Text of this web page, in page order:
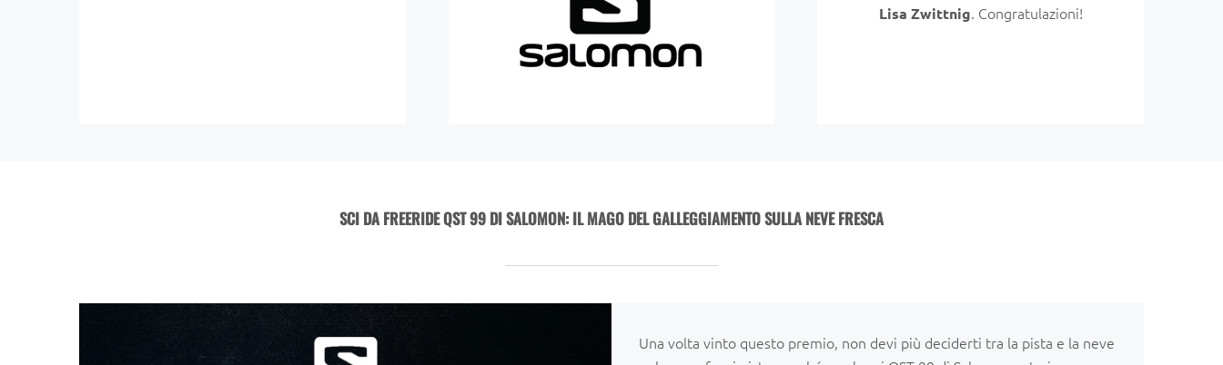
Lisa Zwittnig. Congratulazioni!
SCI DA FREERIDE QST 99 DI SALOMON: IL MAGO DEL GALLEGGIAMENTO SULLA NEVE FRESCA
Una volta vinto questo premio, non devi più deciderti tra la pista e la neve